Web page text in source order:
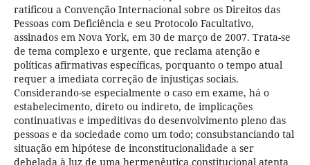
ratificou a Convenção Internacional sobre os Direitos das
Pessoas com Deficiência e seu Protocolo Facultativo,
assinados em Nova York, em 30 de março de 2007. Trata-se
de tema complexo e urgente, que reclama atenção e
políticas afirmativas específicas, porquanto o tempo atual
requer a imediata correção de injustiças sociais.
Considerando-se especialmente o caso em exame, há o
estabelecimento, direto ou indireto, de implicações
continuativas e impeditivas do desenvolvimento pleno das
pessoas e da sociedade como um todo; consubstanciando tal
situação em hipótese de inconstitucionalidade a ser
debelada à luz de uma hermenêutica constitucional atenta